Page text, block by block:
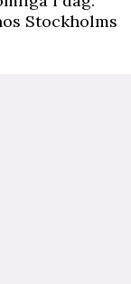
Stockholms